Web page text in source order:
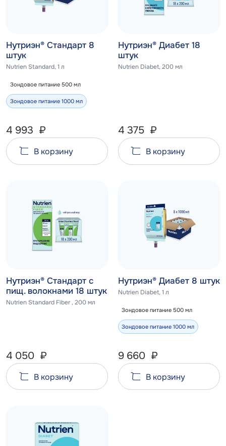
Нутриэн® Стандарт 8
штук
Nutrien Standard, 1 л
Зондовое питание 500 мл
Зондовое питание 1000 мл
4 993 ₽
В корзину
Нутриэн® Диабет 18
штук
Nutrien Diabet, 200 мл
4 375 ₽
В корзину
Нутриэн® Стандарт c
пищ. волокнами 18 штук
Nutrien Standard Fiber , 200 мл
4 050 ₽
В корзину
Нутриэн® Диабет 8 штук
Nutrien Diabet, 1 л
Зондовое питание 500 мл
Зондовое питание 1000 мл
9 660 ₽
В корзину